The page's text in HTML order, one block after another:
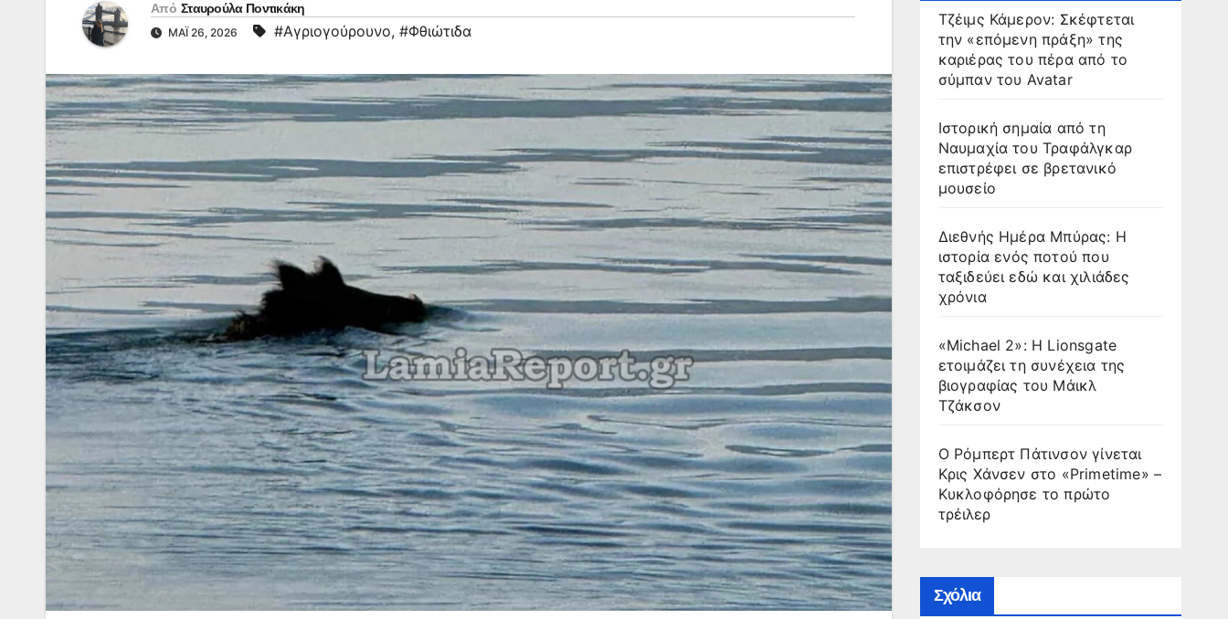
Από Σταυρούλα Ποντικάκη
ΜΆΙ 26, 2026 #Αγριογούρουνο, #Φθιώτιδα
Τζέιμς Κάμερον: Σκέφτεται
την «επόμενη πράξη» της
καριέρας του πέρα από το
σύμπαν του Avatar
Ιστορική σημαία από τη
Ναυμαχία του Τραφάλγκαρ
επιστρέφει σε βρετανικό
μουσείο
Διεθνής Ημέρα Μπύρας: Η
ιστορία ενός ποτού που
ταξιδεύει εδώ και χιλιάδες
χρόνια
«Michael 2»: Η Lionsgate
ετοιμάζει τη συνέχεια της
βιογραφίας του Μάικλ
Τζάκσον
Ο Ρόμπερτ Πάτινσον γίνεται
Κρις Χάνσεν στο «Primetime» –
Κυκλοφόρησε το πρώτο
τρέιλερ
Σχόλια